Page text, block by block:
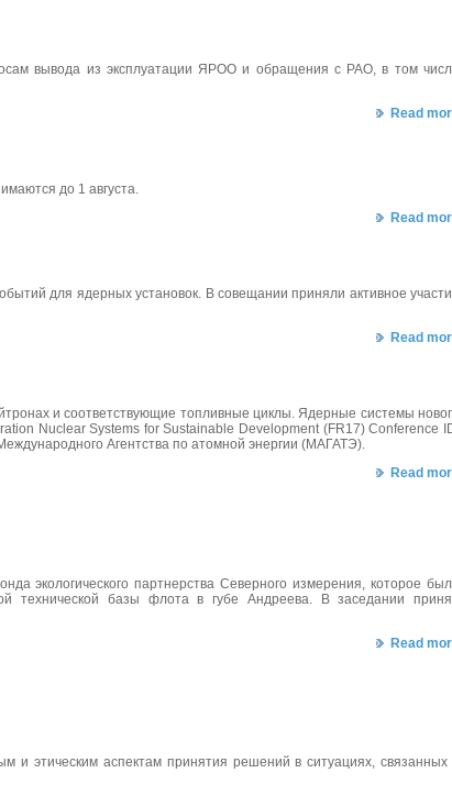
вывода из эксплуатации ЯРОО и обращения с РАО, в том
Read
до 1 августа.
Read
для ядерных установок. В совещании приняли активное
Read
и соответствующие топливные циклы. Ядерные системы
Nuclear Systems for Sustainable Development (FR17) Conference
Агентства по атомной энергии (МАГАТЭ).
Read
экологического партнерства Северного измерения, которое
технической базы флота в губе Андреева. Взаседании
Read
этическим аспектам принятия решений в ситуациях, связанных